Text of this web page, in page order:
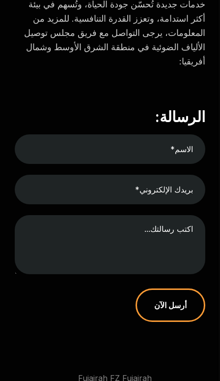
خدمات جديدة تُحسّن جودة الحياة، وتُسهم في بيئة
أكثر استدامة، وتعزز القدرة التنافسية. للمزيد من
المعلومات، يرجى التواصل مع فريق مجلس توصيل
الألياف الضوئية في منطقة الشرق الأوسط وشمال
أفريقيا:
الرسالة:
أرسل الآن
Fujairah FZ Fujairah